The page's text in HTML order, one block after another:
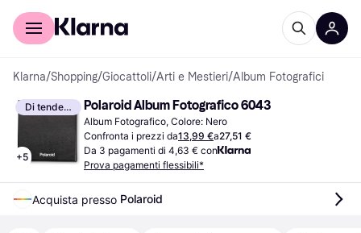
Per il tuo shopping
Klarna/Shopping/Giocattoli/Arti e Mestieri/Album Fotografici
Di tendenza
+5
Polaroid Album Fotografico 6043
Album Fotografico, Colore: Nero
Confronta i prezzi da13,99 €a27,51 €
Da 3 pagamenti di 4,63 € con
Prova pagamenti flessibili*
Acquista presso Polaroid